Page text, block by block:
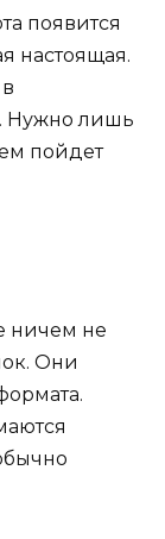
появится
настоящая.
Нужно лишь
пойдет
ничем не
Они